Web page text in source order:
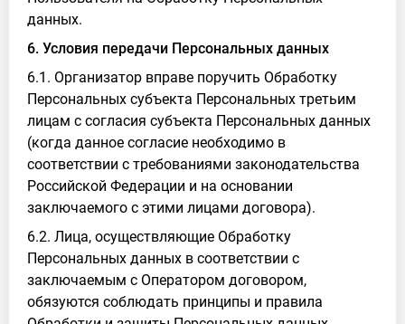
данных.
6. Условия передачи Персональных данных
6.1. Организатор вправе поручить Обработку
Персональных субъекта Персональных третьим
лицам с согласия субъекта Персональных данных
(когда данное согласие необходимо в
соответствии с требованиями законодательства
Российской Федерации и на основании
заключаемого с этими лицами договора).
6.2. Лица, осуществляющие Обработку
Персональных данных в соответствии с
заключаемым с Оператором договором,
обязуются соблюдать принципы и правила